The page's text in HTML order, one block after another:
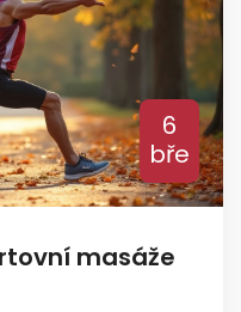
6
bře
masáže